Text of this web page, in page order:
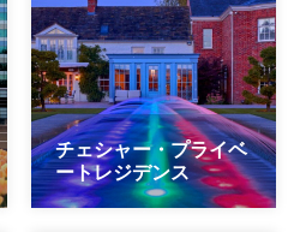
チェシャー・プライベ
ートレジデンス